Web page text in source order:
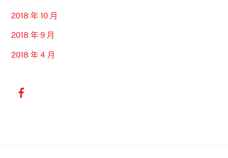
2018 年 10 月
2018 年 9 月
2018 年 4 月